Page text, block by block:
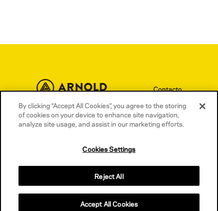
Contacto
Términos y condiciones
Política de privacidad
By clicking “Accept All Cookies”, you agree to the storing
of cookies on your device to enhance site navigation,
analyze site usage, and assist in our marketing efforts.
Cookies Settings
Reject All
Accept All Cookies